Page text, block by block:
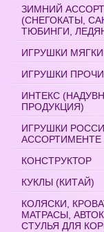
ЗИМНИЙ
(СНЕГОКАТЫ,
ТЮБИНГИ,
ИГРУШКИ
ИГРУШКИ
ИНТЕКС
ПРОДУКЦИЯ)
ИГРУШКИ
АССОРТИМЕНТЕ
КОНСТРУКТОР
КУКЛЫ (КИТАЙ)
КОЛЯСКИ,
МАТРАСЫ,
СТУЛЬЯ ДЛЯ